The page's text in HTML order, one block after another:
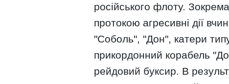
російського флоту.
протокою агресивні дії
"Соболь", "Дон", катери
прикордонний корабель
рейдовий буксир. В